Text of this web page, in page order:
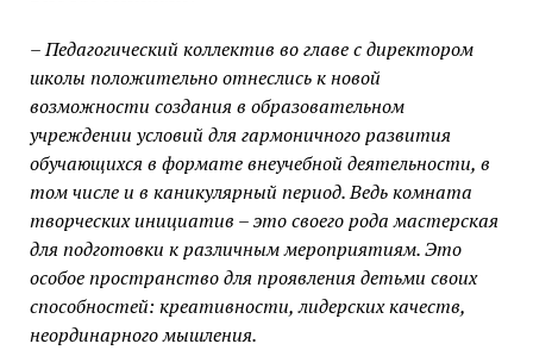
– Педагогический коллектив во главе с директором
школы положительно отнеслись к новой
возможности создания в образовательном
учреждении условий для гармоничного развития
обучающихся в формате внеучебной деятельности, в
том числе и в каникулярный период. Ведь комната
творческих инициатив – это своего рода мастерская
для подготовки к различным мероприятиям. Это
особое пространство для проявления детьми своих
способностей: креативности, лидерских качеств,
неординарного мышления.